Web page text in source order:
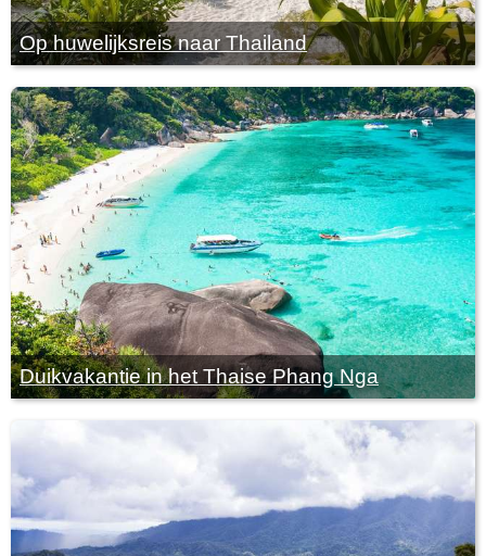
Op huwelijksreis naar Thailand
Duikvakantie in het Thaise Phang Nga